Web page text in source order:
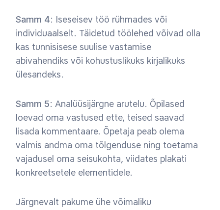
Samm 4: Iseseisev töö rühmades või
individuaalselt. Täidetud töölehed võivad olla
kas tunnisisese suulise vastamise
abivahendiks või kohustuslikuks kirjalikuks
ülesandeks.
Samm 5: Analüüsijärgne arutelu. Õpilased
loevad oma vastused ette, teised saavad
lisada kommentaare. Õpetaja peab olema
valmis andma oma tõlgenduse ning toetama
vajadusel oma seisukohta, viidates plakati
konkreetsetele elementidele.
Järgnevalt pakume ühe võimaliku